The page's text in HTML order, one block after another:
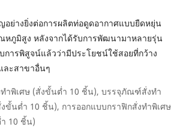
อย่างยิ่งต่อการผลิตท่อดูดอากาศแบบยืดหยุ่น
หภูมิสูง หลังจากได้รับการพัฒนามาหลายรุ่น
ารพิสูจน์แล้วว่ามีประโยชน์ใช้สอยที่กว้าง
ละสาขาอื่นๆ
ำพิเศษ (สั่งขั้นต่ำ 10 ชิ้น), บรรจุภัณฑ์สั่งทำ
ขั้นต่ำ 10 ชิ้น), การออกแบบกราฟิกสั่งทำพิเศษ
10 ชิ้น)